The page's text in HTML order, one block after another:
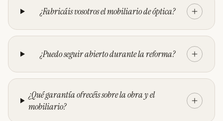
¿Fabricáis vosotros el mobiliario de óptica?
¿Puedo seguir abierto durante la reforma?
¿Qué garantía ofrecéis sobre la obra y el
mobiliario?